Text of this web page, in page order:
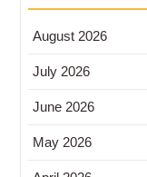
August 2026
July 2026
June 2026
May 2026